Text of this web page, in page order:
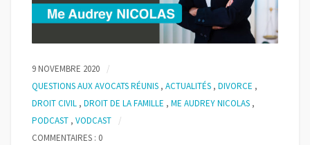
9 NOVEMBRE 2020
QUESTIONS AUX AVOCATS RÉUNIS , ACTUALITÉS , DIVORCE ,
DROIT CIVIL , DROIT DE LA FAMILLE , ME AUDREY NICOLAS ,
PODCAST , VODCAST
COMMENTAIRES : 0